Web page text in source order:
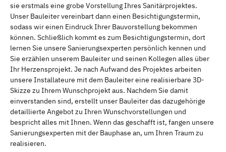
sie erstmals eine grobe Vorstellung Ihres Sanitärprojektes.
Unser Bauleiter vereinbart dann einen Besichtigungstermin,
sodass wir einen Eindruck Ihrer Bauvorstellung bekommen
können. Schließlich kommt es zum Besichtigungstermin, dort
lernen Sie unsere Sanierungsexperten persönlich kennen und
Sie erzählen unserem Bauleiter und seinen Kollegen alles über
Ihr Herzensprojekt. Je nach Aufwand des Projektes arbeiten
unsere Installateure mit dem Bauleiter eine realisierbare 3D-
Skizze zu Ihrem Wunschprojekt aus. Nachdem Sie damit
einverstanden sind, erstellt unser Bauleiter das dazugehörige
detaillierte Angebot zu Ihren Wunschvorstellungen und
bespricht alles mit Ihnen. Wenn das geschafft ist, fangen unsere
Sanierungsexperten mit der Bauphase an, um Ihren Traum zu
realisieren.